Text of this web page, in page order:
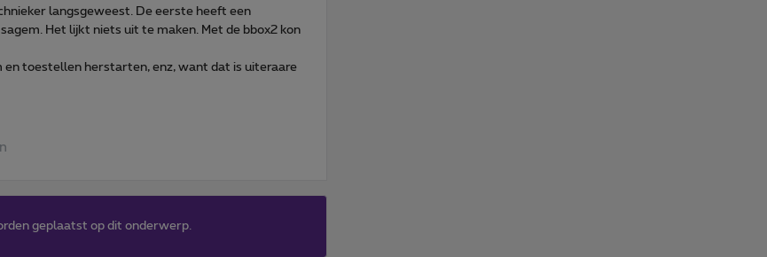
langsgeweest. De eerste heeft een
Het lijkt niets uit te maken. Met de bbox2 kon
en toestellen herstarten, enz, want dat is uiteraare
geplaatst op dit onderwerp.